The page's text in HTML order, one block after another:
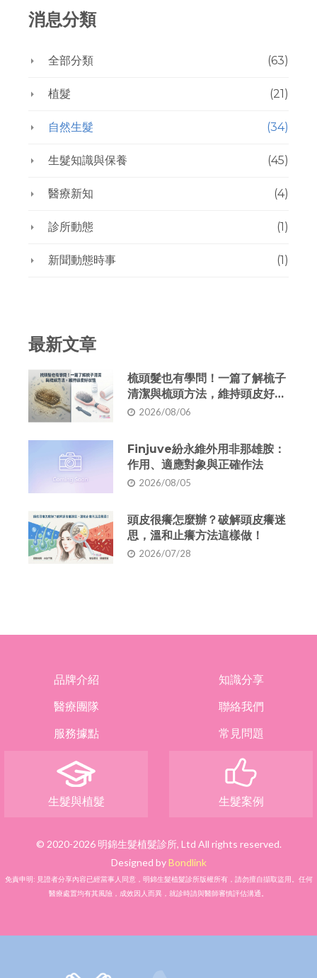
消息分類
全部分類 (63)
植髮 (21)
自然生髮 (34)
生髮知識與保養 (45)
醫療新知 (4)
診所動態 (1)
新聞動態時事 (1)
最新文章
梳頭髮也有學問！一篇了解梳子
清潔與梳頭方法，維持頭皮好狀
態 2026/08/06
Finjuve紛永維外用非那雄胺：
作用、適應對象與正確作法
2026/08/05
頭皮很癢怎麼辦？破解頭皮癢迷
思，溫和止癢方法這樣做！
2026/07/28
品牌介紹
知識分享
醫療團隊
聯絡我們
服務據點
常見問題
生髮與植髮 生髮案例
© 2020-2026 明錦生髮植髮診所, Ltd All rights reserved.
Designed byBondlink
免責申明: 見證者分享內容已經當事人同意，明錦生髮植髮診所版權所有，請勿擅自擷取盜用。任何
醫療處置均有其風險，成效因人而異，就診時請與醫師審慎評估溝通。